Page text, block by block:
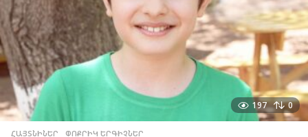
197 0
ՀԱՅՏՆԻՆԵՐ ,ՓՈՔՐԻԿ ԵՐԳԻՉՆԵՐ